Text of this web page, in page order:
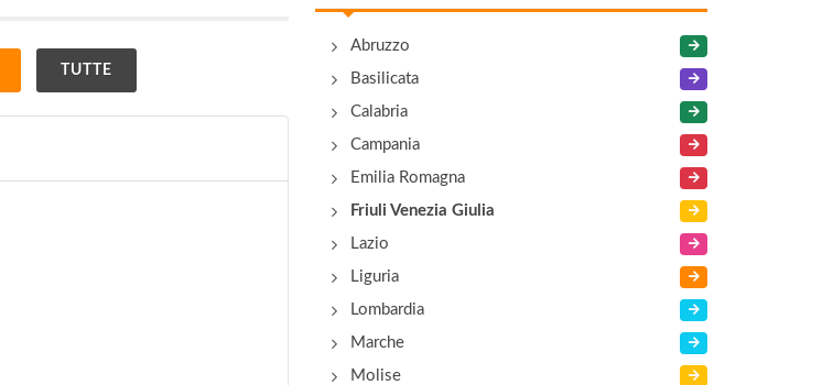
TUTTE
Abruzzo
Basilicata
Calabria
Campania
Emilia Romagna
Friuli Venezia Giulia
Lazio
Liguria
Lombardia
Marche
Molise